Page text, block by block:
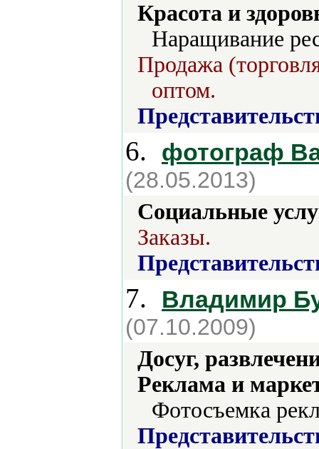
Красота и
Наращивание
Продажа
оптом.
6. фотограф
(28.05.2013)
Социальные
Заказы.
7. Владимир
(07.10.2009)
Досуг,
Реклама и
Фотосъемка